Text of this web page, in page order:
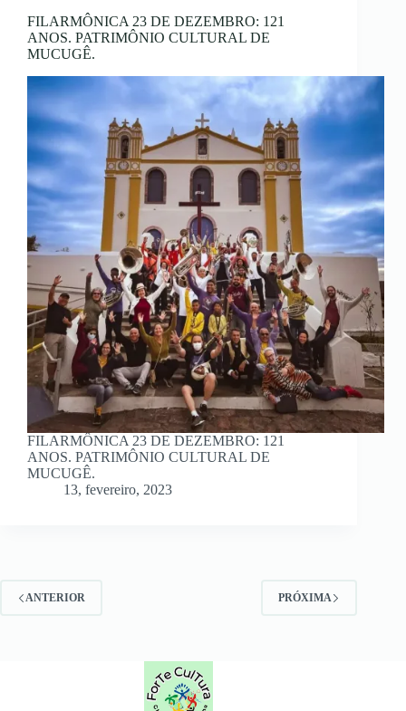
FILARMÔNICA 23 DE DEZEMBRO: 121
ANOS. PATRIMÔNIO CULTURAL DE
MUCUGÊ.
FILARMÔNICA 23 DE DEZEMBRO: 121
ANOS. PATRIMÔNIO CULTURAL DE
MUCUGÊ.
13, fevereiro, 2023
ANTERIOR PRÓXIMA